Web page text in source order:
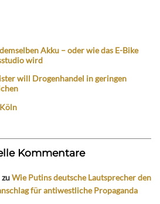
Akku – oder wie das E-Bike
wird
will Drogenhandel in geringen
Kommentare
zuWie Putins deutsche Lautsprecher den
für antiwestliche Propaganda